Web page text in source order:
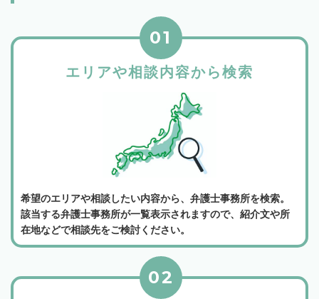
エリアや相談内容から検索
01
希望のエリアや相談したい内容から、弁護士事務所を検索。
該当する弁護士事務所が一覧表示されますので、紹介文や所
在地などで相談先をご検討ください。
02